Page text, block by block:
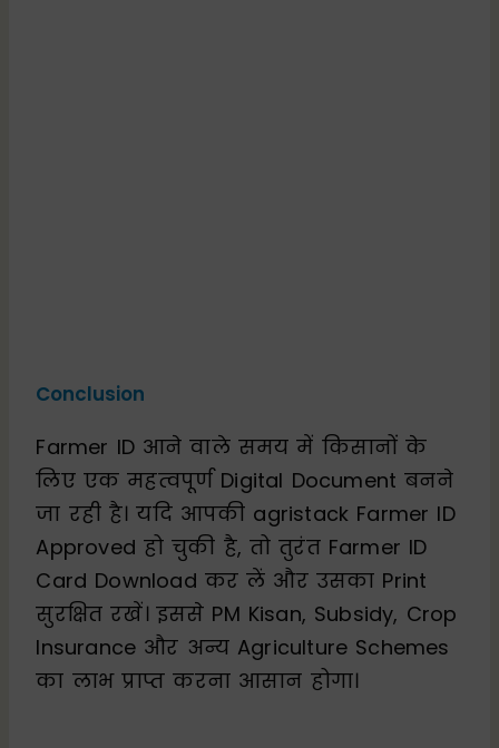
Conclusion
Farmer ID आने वाले समय में किसानों के
लिए एक महत्वपूर्ण Digital Document बनने
जा रही है। यदि आपकी agristack Farmer ID
Approved हो चुकी है, तो तुरंत Farmer ID
Card Download कर लें और उसका Print
सुरक्षित रखें। इससे PM Kisan, Subsidy, Crop
Insurance और अन्य Agriculture Schemes
का लाभ प्राप्त करना आसान होगा।